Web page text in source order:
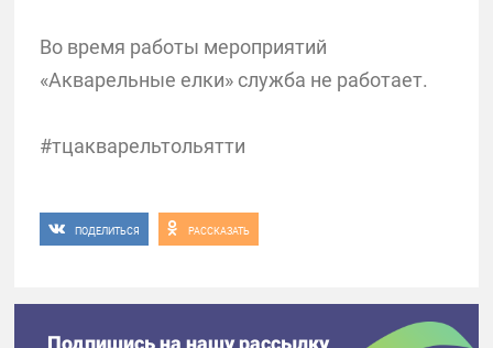
Во время работы мероприятий
«Акварельные елки» служба не работает.
#тцакварельтольятти
ПОДЕЛИТЬСЯ РАССКАЗАТЬ
Подпишись на нашу рассылку